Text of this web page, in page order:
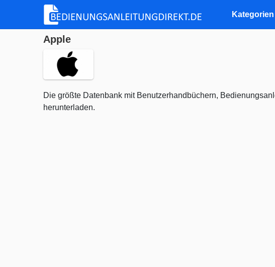
Kategorien
Apple
Die größte Datenbank mit Benutzerhandbüchern,
herunterladen.